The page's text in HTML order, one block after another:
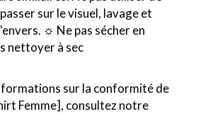
sur le visuel, lavage et
☼ Ne pas sécher en
nettoyer à sec
sur la conformité de
Femme], consultez notre